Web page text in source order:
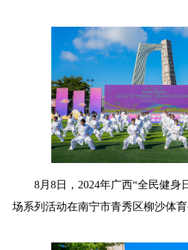
时政 人事
网评 港澳
全球连线 教育
体育 文化
访谈 视频
金融 汽车
8月8日，2024年广西“全民健身
场系列活动在南宁市青秀区柳沙体育